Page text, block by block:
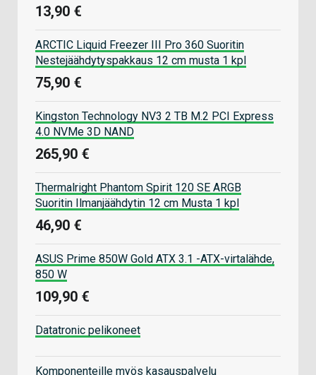
13,90 €
ARCTIC Liquid Freezer III Pro 360 Suoritin
Nestejäähdytyspakkaus 12 cm musta 1 kpl
75,90 €
Kingston Technology NV3 2 TB M.2 PCI Express
4.0 NVMe 3D NAND
265,90 €
Thermalright Phantom Spirit 120 SE ARGB
Suoritin Ilmanjäähdytin 12 cm Musta 1 kpl
46,90 €
ASUS Prime 850W Gold ATX 3.1 -ATX-virtalähde,
850 W
109,90 €
Datatronic pelikoneet
Komponenteille myös kasauspalvelu